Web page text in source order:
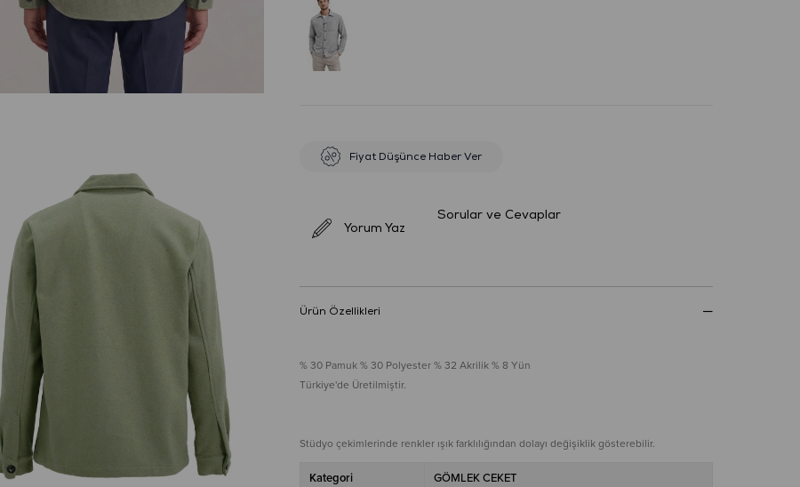
Fiyat Düşünce Haber Ver
Yorum Yaz
Sorular ve Cevaplar
Ürün Özellikleri
% 30 Pamuk % 30 Polyester % 32 Akrilik % 8 Yün
Türkiye'de Üretilmiştir.
Stüdyo çekimlerinde renkler ışık farklılığından dolayı değişiklik gösterebilir.
Kategori GÖMLEK CEKET